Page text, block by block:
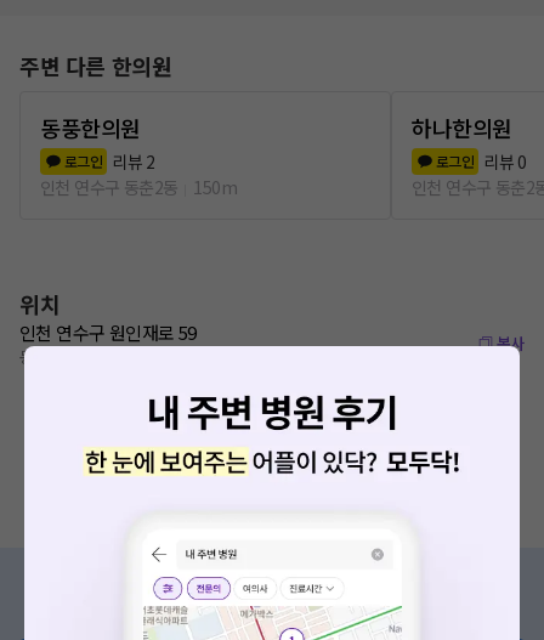
주변 다른 한의원
동풍한의원
로그인 리뷰 2
인천 연수구 동춘2동
150m
하나한의원
로그인 리뷰 0
인천 연수구 동춘2
위치
인천 연수구 원인재로 59
동춘역 780m
복사
증상/치료, 궁금한 점이 있나요?
의사가 직접 답해드려요!